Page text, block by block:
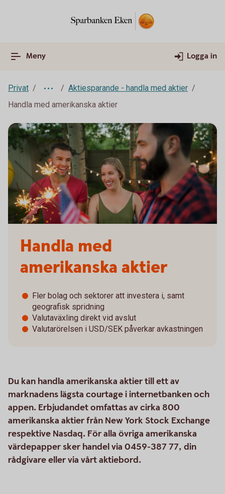
Meny Logga in
Privat
Aktiesparande - handla med aktier
Handla med amerikanska aktier
Handla med
amerikanska aktier
Fler bolag och sektorer att investera i, samt
geografisk spridning
Valutaväxling direkt vid avslut
Valutarörelsen i USD/SEK påverkar avkastningen
Du kan handla amerikanska aktier till ett av
marknadens lägsta courtage i internetbanken och
appen. Erbjudandet omfattas av cirka 800
amerikanska aktier från New York Stock Exchange
respektive Nasdaq. För alla övriga amerikanska
värdepapper sker handel via 0459-387 77, din
rådgivare eller via vårt aktiebord.